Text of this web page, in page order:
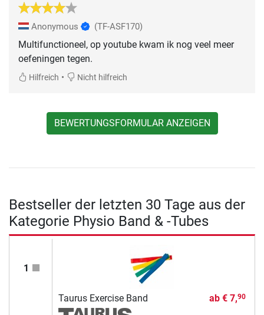
Anonymous (TF-ASF170)
Multifunctioneel, op youtube kwam ik nog veel meer
oefeningen tegen.
Hilfreich • Nicht hilfreich
BEWERTUNGSFORMULAR ANZEIGEN
Bestseller der letzten 30 Tage aus der
Kategorie Physio Band & -Tubes
1
Taurus Exercise Band ab € 7,90